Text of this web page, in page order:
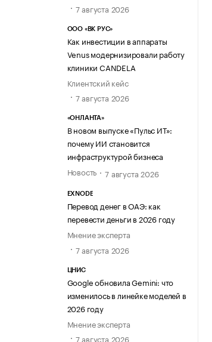
7 августа 2026
ООО «ВК РУС»
Как инвестиции в аппараты
Venus модернизировали работу
клиники CANDELA
Клиентский кейс
7 августа 2026
«ОНЛАНТА»
В новом выпуске «Пульс ИТ»:
почему ИИ становится
инфраструктурой бизнеса
Новость
7 августа 2026
EXNODE
Перевод денег в ОАЭ: как
перевести деньги в 2026 году
Мнение эксперта
7 августа 2026
ЦНИС
Google обновила Gemini: что
изменилось в линейке моделей в
2026 году
Мнение эксперта
7 августа 2026